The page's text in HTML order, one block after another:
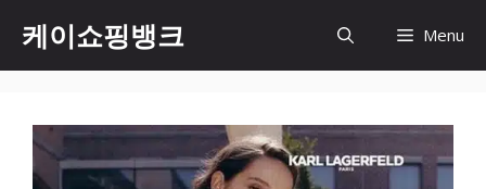
content
케이쇼핑뱅크 Menu